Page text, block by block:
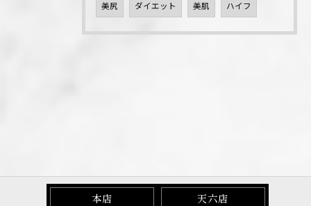
美尻 ダイエット 美肌 ハイフ
本店 天六店